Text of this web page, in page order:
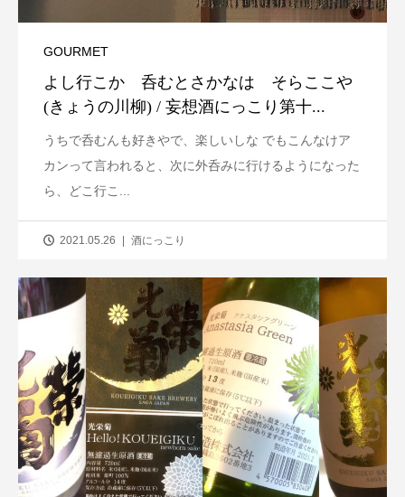
GOURMET
よし行こか 呑むとさかなは そらここや
(きょうの川柳) / 妄想酒にっこり第十...
うちで呑むんも好きやで、楽しいしな でもこんなけア
カンって言われると、次に外呑みに行けるようになった
ら、どこ行こ...
2021.05.26 酒にっこり